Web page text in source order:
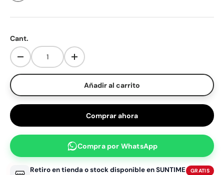
Aplica un solo cupón por pedido. No se puede combinar con otros descuentos.
Cant.
Disminuir cantidadAumentar la cantidad
Añadir al carrito
Comprar ahora
Compra por WhatsApp
Retiro en tienda o stock disponible enSUNTIME
GRATIS